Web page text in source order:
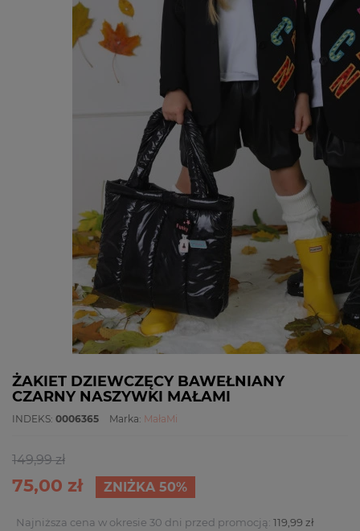
ŻAKIET DZIEWCZĘCY BAWEŁNIANY
CZARNY NASZYWKI MAŁAMI
INDEKS: 0006365 Marka: MałaMi
149,99 zł
75,00 zł ZNIŻKA 50%
Najniższa cena w okresie 30 dni przed promocją: 119,99 zł